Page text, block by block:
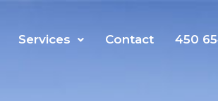
Services Contact 450